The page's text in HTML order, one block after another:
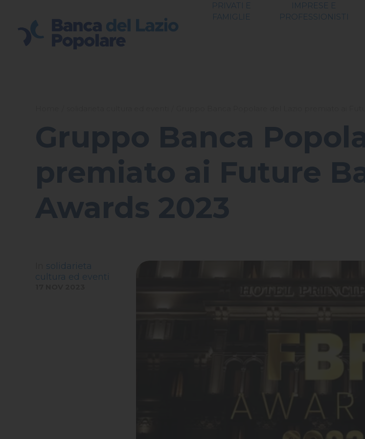
PRIVATI E
FAMIGLIE
IMPRESE E
PROFESSIONISTI
Gruppo Banca
premiato ai Future
Awards 2023
solidarieta
cultura ed eventi